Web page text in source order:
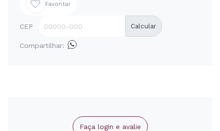
Favoritar
CEP Calcular
Compartilhar:
Faça login e avalie